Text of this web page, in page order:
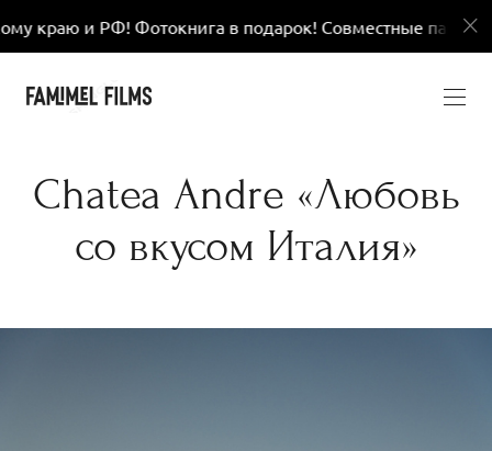
в подарок! Совместные пакеты услуг
Chatea Andre «Любовь
со вкусом Италия»